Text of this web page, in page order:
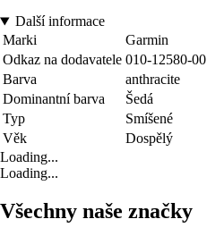
Další informace
Marki
Garmin
Odkaz na dodavatele 010-12580-00
Barva
anthracite
Dominantní barva
Šedá
Typ
Smíšené
Věk
Dospělý
Loading...
Loading...
Všechny naše značky